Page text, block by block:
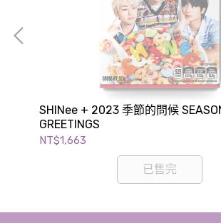
SHINee + 2023 季節的問候
GREETINGS
NT$1,663
已售完